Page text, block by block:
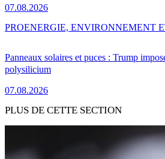
07.08.2026
Panneaux solaires et puces : Trump
polysilicium
07.08.2026
PROENERGIE, ENVIRONNEMENT
PLUS DE CETTE SECTION